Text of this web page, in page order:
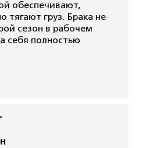
обеспечивают,
тягают груз. Брака не
сезон в рабочем
себя полностью